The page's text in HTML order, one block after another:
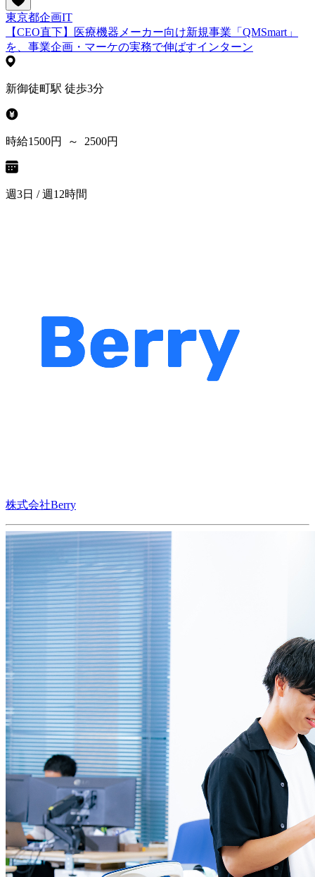
東京都企画IT
【CEO直下】医療機器メーカー向け新規事業「QMSmart」
を、事業企画・マーケの実務で伸ばすインターン
新御徒町駅 徒歩3分
時給1500円 ～ 2500円
週3日 / 週12時間
株式会社Berry